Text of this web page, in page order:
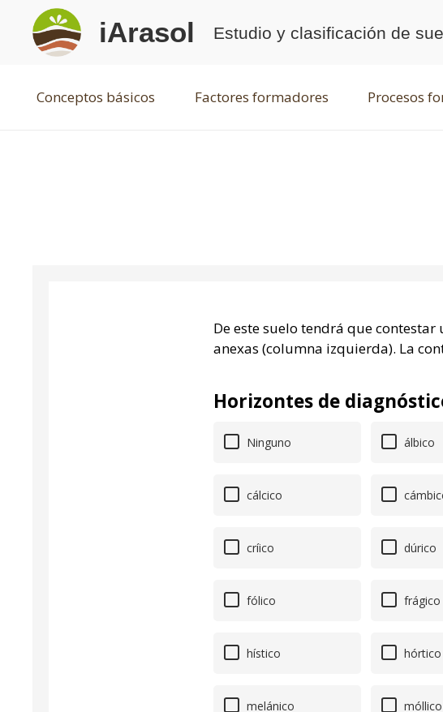
iArasol Estudio y clasificación de
Conceptos básicos Factores formadores Procesos
De este suelo tendrá que contestar
anexas (columna izquierda). La
Horizontes de
Ninguno álbico
cálcico
críico dúrico
fólico frágico
hístico hórtico
melánico móllico